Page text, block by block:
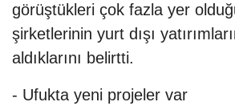
görüştükleri çok fazla yer
şirketlerinin yurt dışı
aldıklarını belirtti.
- Ufukta yeni projeler var